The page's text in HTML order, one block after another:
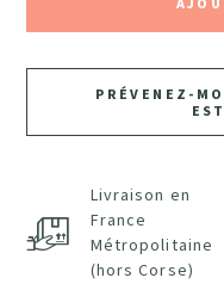
PRÉVENEZ-
Livraison en
France
Métropolitaine
(hors Corse)